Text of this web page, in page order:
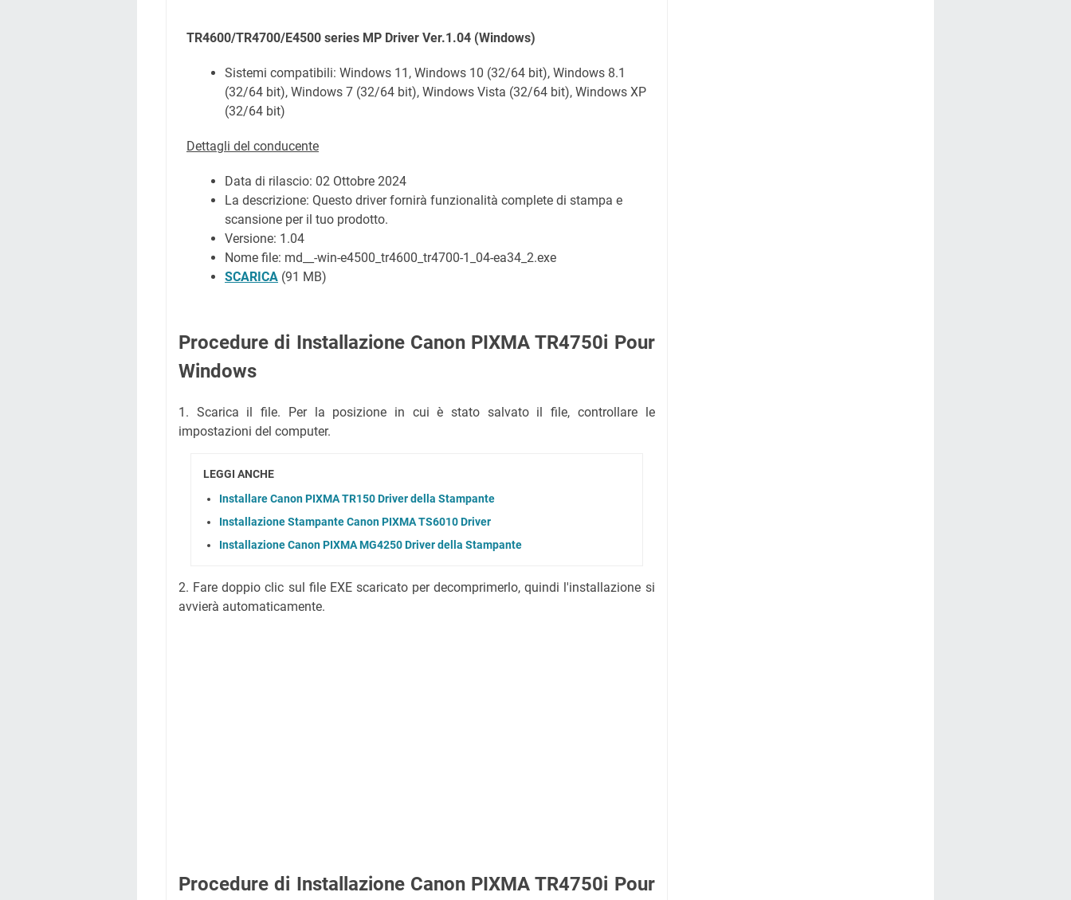
TR4600/TR4700/E4500 series MP Driver Ver.1.04 (Windows)
Sistemi compatibili: Windows 11, Windows 10 (32/64 bit), Windows 8.1
(32/64 bit), Windows 7 (32/64 bit), Windows Vista (32/64 bit), Windows XP
(32/64 bit)
Dettagli del conducente
Data di rilascio: 02 Ottobre 2024
La descrizione: Questo driver fornirà funzionalità complete di stampa e
scansione per il tuo prodotto.
Versione: 1.04
Nome file: md__-win-e4500_tr4600_tr4700-1_04-ea34_2.exe
SCARICA (91 MB)
Procedure di Installazione Canon PIXMA TR4750i Pour
Windows
1. Scarica il file. Per la posizione in cui è stato salvato il file, controllare le
impostazioni del computer.
LEGGI ANCHE
Installare Canon PIXMA TR150 Driver della Stampante
Installazione Stampante Canon PIXMA TS6010 Driver
Installazione Canon PIXMA MG4250 Driver della Stampante
2. Fare doppio clic sul file EXE scaricato per decomprimerlo, quindi l'installazione si
avvierà automaticamente.
Procedure di Installazione Canon PIXMA TR4750i Pour